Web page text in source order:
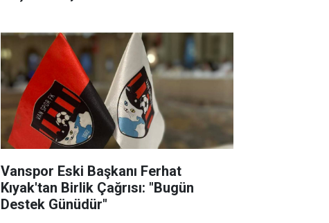
Vanspor Eski Başkanı Ferhat
Kıyak'tan Birlik Çağrısı: "Bugün
Destek Günüdür"